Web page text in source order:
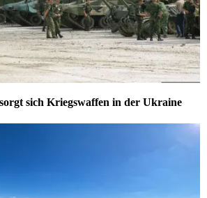
sich Kriegswaffen in der Ukraine